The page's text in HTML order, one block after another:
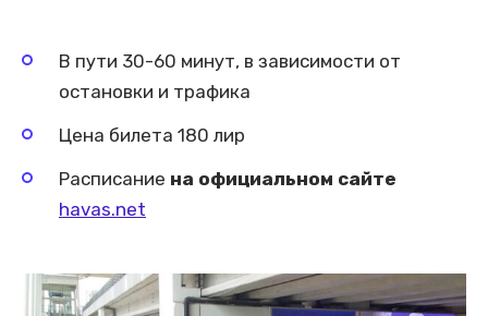
В пути 30-60 минут, в зависимости от
остановки и трафика
Цена билета 180 лир
Расписание на официальном сайте
havas.net